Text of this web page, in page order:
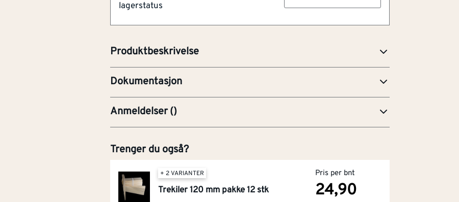
lagerstatus
Produktbeskrivelse
utseende.
Dokumentasjon
FDV-Forvaltning, drift og vedlikehold
PRE-Produktdatablad
Anmeldelser()
Trenger du også?
+ 2 VARIANTER
Trekiler 120 mm pakke 12 stk
Pris per bnt
24,90